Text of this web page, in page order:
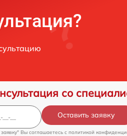
со
Оставить заявку
Вы соглашаетесь c политикой